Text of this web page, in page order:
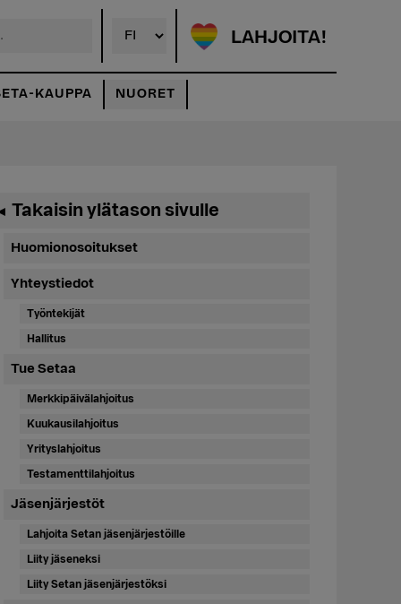
LAHJOITA!
KAUPPA NUORET
Takaisin ylätason sivulle
Huomionosoitukset
Yhteystiedot
Työntekijät
Hallitus
Tue Setaa
Merkkipäivälahjoitus
Kuukausilahjoitus
Yrityslahjoitus
Testamenttilahjoitus
Jäsenjärjestöt
Lahjoita Setan jäsenjärjestöille
Liity jäseneksi
Liity Setan jäsenjärjestöksi